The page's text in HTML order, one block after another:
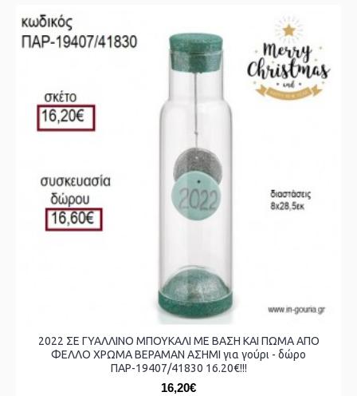
2022 ΣΕ ΓΥΑΛΛΙΝΟ ΜΠΟΥΚΑΛΙ ΜΕ ΒΑΣΗ ΚΑΙ ΠΩΜΑ ΑΠΟ
ΦΕΛΛΟ ΧΡΩΜΑ ΒΕΡΑΜΑΝ ΑΣΗΜΙ για γούρι - δώρο
ΠΑΡ-19407/41830 16.20€!!!
16,20€